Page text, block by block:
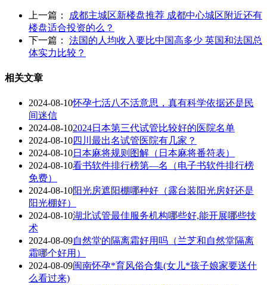
上一篇：
成都主城区新楼盘推荐 成都中心城区附近还有
楼盘适合投资的么？
下一篇： 法国的人均收入要比中国高多少 英国和法国总
体实力比较？
相关文章
2024-08-10怀孕七活八不活意思，真有科学依据还是民
间迷信
2024-08-102024日本第三代试管比较好的医院名单
2024-08-10四川最出名试管医院有几家？
2024-08-10日本麻将规则图解（日本麻将番符表）
2024-08-10看书软件排行榜第—名（电子书软件排行榜
免费）
2024-08-10阳光房遮阳棚哪种好（露台装阳光房好还是
阳光棚好）
2024-08-10湖北试管最佳服务机构哪些好,能开展哪些技
术
2024-08-09自然堂的隔离霜好用吗（兰芝和自然堂隔离
霜哪个好用）
2024-08-09闽南怀孕*育风俗合集(女儿*孩子娘家要送什
么看过来)